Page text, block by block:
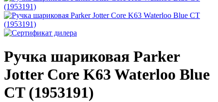
Ручка шариковая Parker
Jotter Core K63 Waterloo Blue
CT (1953191)